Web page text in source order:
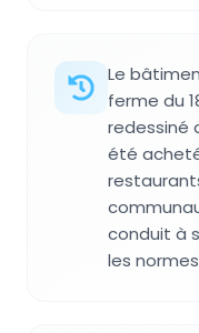
Le
ferme du
redessiné
été
conduit à
les